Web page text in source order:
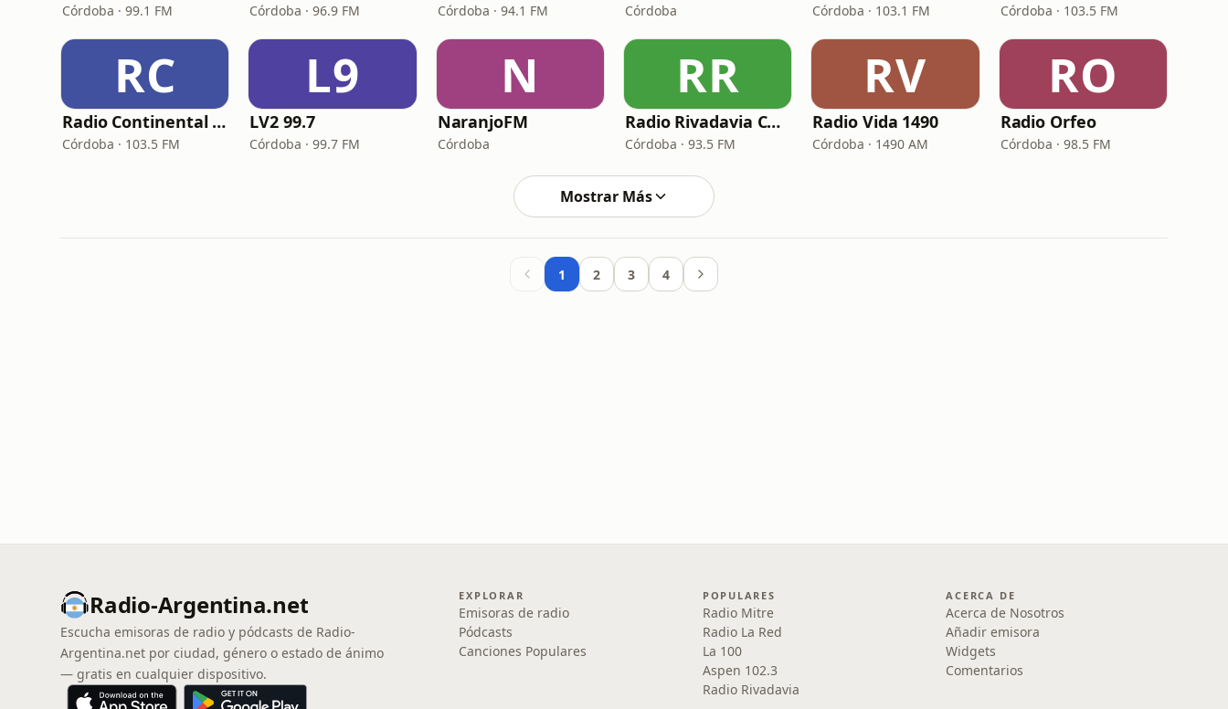
Córdoba · 99.1 FM Córdoba · 96.9 FM Córdoba · 94.1 FM Córdoba Córdoba · 103.1 FM Córdoba · 103.5 FM
RC
Radio Continental Córdoba
Córdoba · 103.5 FM
L9
LV2 99.7
Córdoba · 99.7 FM
N
NaranjoFM
Córdoba
RR
Radio Rivadavia Córdoba
Córdoba · 93.5 FM
RV
Radio Vida 1490
Córdoba · 1490 AM
RO
Radio Orfeo
Córdoba · 98.5 FM
Mostrar Más
1 2 3 4
Radio-Argentina.net
Escucha emisoras de radio y pódcasts de Radio-
Argentina.net por ciudad, género o estado de ánimo
— gratis en cualquier dispositivo.
EXPLORAR
Emisoras de radio
Pódcasts
Canciones Populares
POPULARES
Radio Mitre
Radio La Red
La 100
Aspen 102.3
Radio Rivadavia
ACERCA DE
Acerca de Nosotros
Añadir emisora
Widgets
Comentarios